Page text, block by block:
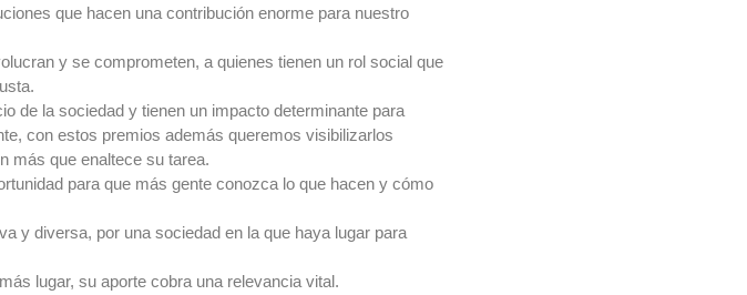
que hacen una contribución enorme para nuestro
y se comprometen, a quienes tienen un rol social que
de la sociedad y tienen un impacto determinante para
con estos premios además queremos visibilizarlos
más que enaltece su tarea.
para que más gente conozca lo que hacen y cómo
y diversa, por una sociedad en la que haya lugar para
lugar, su aporte cobra una relevancia vital.